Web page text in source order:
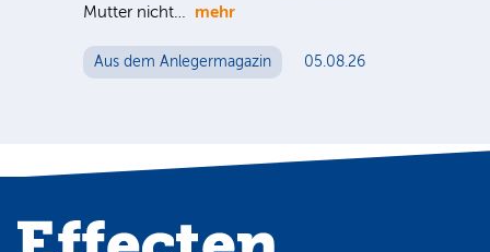
Mutter nicht… mehr
Aus dem Anlegermagazin 05.08.26